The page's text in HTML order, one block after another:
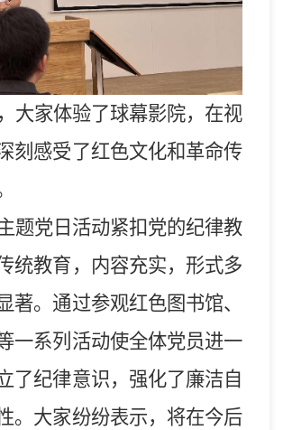
大家体验了球幕影院，在视
刻感受了红色文化和革命传
题党日活动紧扣党的纪律教
统教育，
内容充实，形式多
著。通过参观红色图书馆、
一系列活动使全体党员进一
了纪律意识，强化了廉洁自
。大家纷纷表示，将在今后